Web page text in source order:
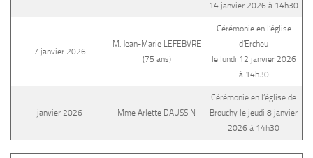
14 janvier 2026 à 14h30
7 janvier 2026
M. Jean-Marie LEFEBVRE
(75 ans)
Cérémonie en l’église
d’Ercheu
le lundi 12 janvier 2026
à 14h30
janvier 2026 Mme Arlette DAUSSIN
Cérémonie en l’église de
Brouchy le jeudi 8 janvier
2026 à 14h30